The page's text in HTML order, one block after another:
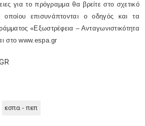
για το πρόγραμμα θα βρείτε στο σχετικό
επισυνάπτονται ο οδηγός και τα
«Εξωστρέφεια – Ανταγωνιστικότητα
στο www.espa.gr
εσπα - πεπ